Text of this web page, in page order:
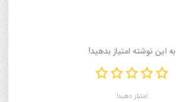
به این نوشته امتیاز بدهید!
امتیاز دهید!